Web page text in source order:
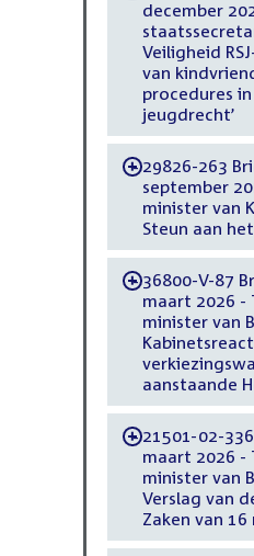
december
Veiligheid
van
procedures
jeugdrecht’
-29826-263
september
minister van
Steun aan
-36800-V-87
maart 2026 -
minister van
aanstaande
-21501-02-
maart 2026 -
minister van
Verslag van
Zaken van